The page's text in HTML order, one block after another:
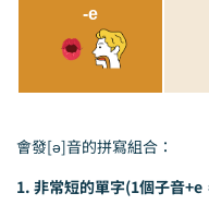
-e
會發[ə]音的拼寫組合：
1. 非常短的單字(1個子音+e